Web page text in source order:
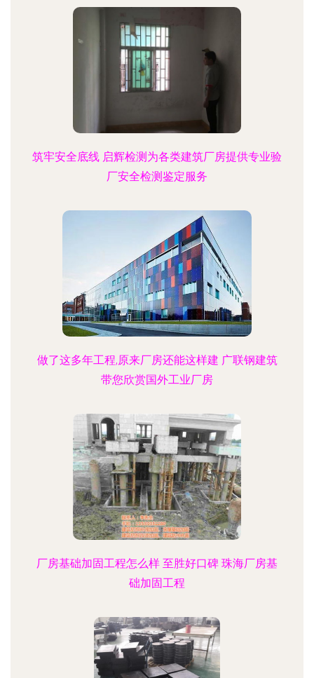
筑牢安全底线 启辉检测为各类建筑厂房提供专业验
厂安全检测鉴定服务
做了这多年工程,原来厂房还能这样建 广联钢建筑
带您欣赏国外工业厂房
厂房基础加固工程怎么样 至胜好口碑 珠海厂房基
础加固工程